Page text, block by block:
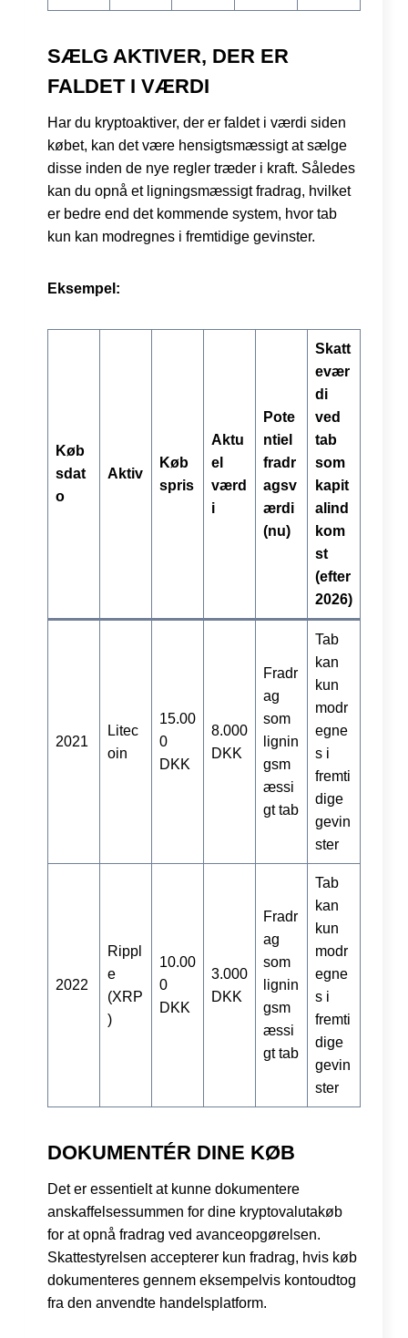
SÆLG AKTIVER, DER ER
FALDET I VÆRDI
Har du kryptoaktiver, der er faldet i værdi siden
købet, kan det være hensigtsmæssigt at sælge
disse inden de nye regler træder i kraft. Således
kan du opnå et ligningsmæssigt fradrag, hvilket
er bedre end det kommende system, hvor tab
kun kan modregnes i fremtidige gevinster.
Eksempel:
Køb
sdat
o
Aktiv
Køb
spris
Aktu
el
værd
i
Pote
ntiel
fradr
agsv
ærdi
(nu)
Skatt
evær
di
ved
tab
som
kapit
alind
kom
st
(efter
2026)
2021
Litec
oin
15.00
0
DKK
8.000
DKK
Fradr
ag
som
lignin
gsm
æssi
gt tab
Tab
kan
kun
modr
egne
s i
fremti
dige
gevin
ster
2022
Rippl
e
(XRP
)
10.00
0
DKK
3.000
DKK
Fradr
ag
som
lignin
gsm
æssi
gt tab
Tab
kan
kun
modr
egne
s i
fremti
dige
gevin
ster
DOKUMENTÉR DINE KØB
Det er essentielt at kunne dokumentere
anskaffelsessummen for dine kryptovalutakøb
for at opnå fradrag ved avanceopgørelsen.
Skattestyrelsen accepterer kun fradrag, hvis køb
dokumenteres gennem eksempelvis kontoudtog
fra den anvendte handelsplatform.